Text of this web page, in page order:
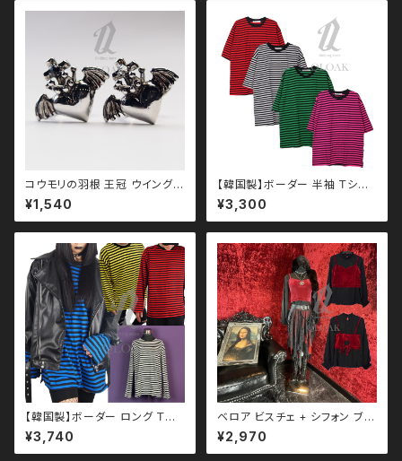
ン ストリート系 原宿 qto11001
コウモリの羽根 王冠 ウイングハ
ート リング qac110072 韓国
製 エンジェルハート 韓国アクセ
サリー モノトーン ブラックコー
ック ゴスロリ パンク ロック Ｖ
系 韓国ファッション ストリート
系 原宿 個性的
¥1,540
【韓国製】ボーダー 半袖 Ｔシャ
ツ qto110005 大きいサイズ
ユニセックス ビッグシルエット
オーバーサイズ ドロップショル
ァッション ストリート系 原宿 韓
国ブランド ninenuts ナインナ
ッツ
¥3,300
【韓国製】ボーダー ロング Ｔシ
ャツ qto110025 大きいサイズ
ユニセックス ビッグシルエット
オーバーサイズ ドロップショル
¥3,740
ベロア ビスチェ + シフォン ブラ
ウス トップス qto110076 モ
ード ガーリー 韓国ファッション
シフォン
¥2,970